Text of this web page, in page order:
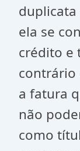
ela se
crédito e
contrário
a fatura
não
como